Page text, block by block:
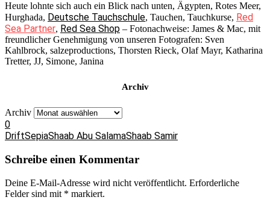
Heute lohnte sich auch ein Blick nach unten, Ägypten, Rotes Meer,
Hurghada, Deutsche Tauchschule, Tauchen, Tauchkurse, Red
Sea Partner, Red Sea Shop – Fotonachweise: James & Mac, mit
freundlicher Genehmigung von unseren Fotografen: Sven
Kahlbrock, salzeproductions, Thorsten Rieck, Olaf Mayr, Katharina
Tretter, JJ, Simone, Janina
Archiv
Archiv
0
DriftSepiaShaab Abu SalamaShaab Samir
Schreibe einen Kommentar
Deine E-Mail-Adresse wird nicht veröffentlicht. Erforderliche
Felder sind mit * markiert.